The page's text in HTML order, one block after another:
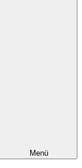
Menü